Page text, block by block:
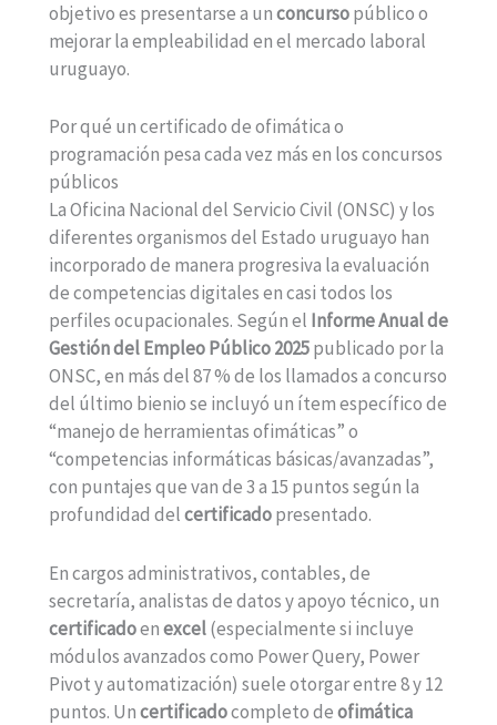
objetivo es presentarse a unconcursopúblico o
mejorar la empleabilidad en el mercado laboral
uruguayo.
Por qué un certificado de ofimática o
programación pesa cada vez más en los concursos
públicos
La Oficina Nacional del Servicio Civil (ONSC) y los
diferentes organismos del Estado uruguayo han
incorporado de manera progresiva la evaluación
de competencias digitales en casi todos los
perfiles ocupacionales. Según el Informe Anual de
Gestión del Empleo Público 2025publicado por la
ONSC, en más del 87 % de los llamados a concurso
del último bienio se incluyó un ítem específico de
“manejo de herramientas ofimáticas” o
“competencias informáticas básicas/avanzadas”,
con puntajes que van de 3 a 15 puntos según la
profundidad delcertificadopresentado.
En cargos administrativos, contables, de
secretaría, analistas de datos y apoyo técnico, un
certificadoenexcel(especialmente si incluye
módulos avanzados como Power Query, Power
Pivot y automatización) suele otorgar entre 8 y 12
puntos. Uncertificadocompleto deofimática